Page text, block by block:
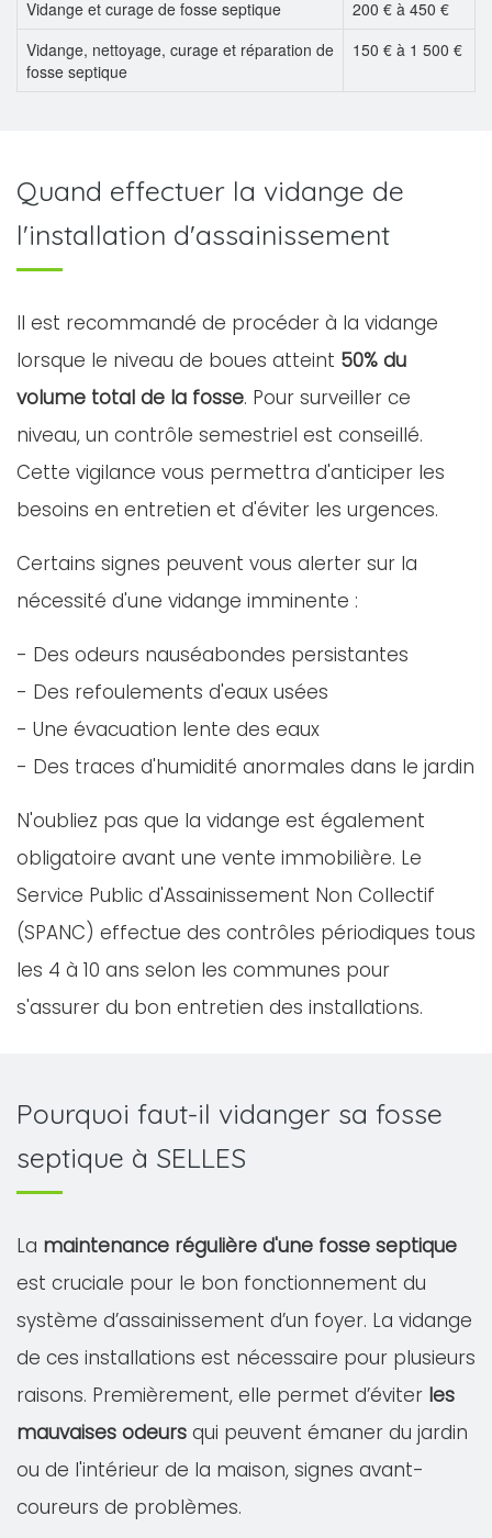
Vidange et curage de fosse septique
200 € à 450 €
Vidange, nettoyage, curage et réparation de
fosse septique
150 € à 1 500 €
Quand effectuer la vidange de
l'installation d'assainissement
Il est recommandé de procéder à la vidange
lorsque le niveau de boues atteint 50% du
volume total de la fosse. Pour surveiller ce
niveau, un contrôle semestriel est conseillé.
Cette vigilance vous permettra d'anticiper les
besoins en entretien et d'éviter les urgences.
Certains signes peuvent vous alerter sur la
nécessité d'une vidange imminente :
- Des odeurs nauséabondes persistantes
- Des refoulements d'eaux usées
- Une évacuation lente des eaux
- Des traces d'humidité anormales dans le jardin
N'oubliez pas que la vidange est également
obligatoire avant une vente immobilière. Le
Service Public d'Assainissement Non Collectif
(SPANC) effectue des contrôles périodiques tous
les 4 à 10 ans selon les communes pour
s'assurer du bon entretien des installations.
Pourquoi faut-il vidanger sa fosse
septique à SELLES
La maintenance régulière d'une fosse septique
est cruciale pour le bon fonctionnement du
système d’assainissement d’un foyer. La vidange
de ces installations est nécessaire pour plusieurs
raisons. Premièrement, elle permet d’éviter les
mauvaises odeurs qui peuvent émaner du jardin
ou de l'intérieur de la maison, signes avant-
coureurs de problèmes.